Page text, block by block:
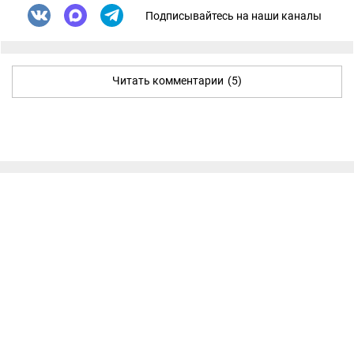
Подписывайтесь на наши каналы
Читать комментарии (5)